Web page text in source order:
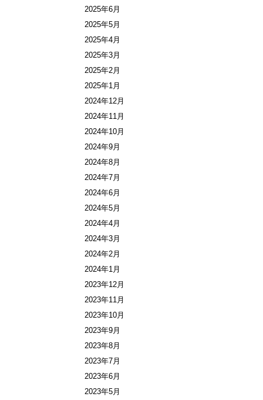
2025年6月
2025年5月
2025年4月
2025年3月
2025年2月
2025年1月
2024年12月
2024年11月
2024年10月
2024年9月
2024年8月
2024年7月
2024年6月
2024年5月
2024年4月
2024年3月
2024年2月
2024年1月
2023年12月
2023年11月
2023年10月
2023年9月
2023年8月
2023年7月
2023年6月
2023年5月